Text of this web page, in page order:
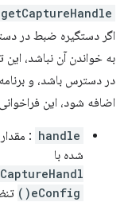
getCaptureHandle()
اگر دستگیره ضبط در
به خواندن آن نباشد،
در دسترس باشد، و
اضافه شود، این
handle
:
شده با
eConfig()